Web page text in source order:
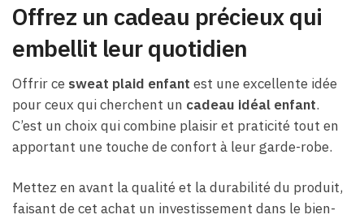
Offrez un cadeau précieux qui
embellit leur quotidien
Offrir ce sweat plaid enfant est une excellente idée
pour ceux qui cherchent un cadeau idéal enfant.
C’est un choix qui combine plaisir et praticité tout en
apportant une touche de confort à leur garde-robe.
Mettez en avant la qualité et la durabilité du produit,
faisant de cet achat un investissement dans le bien-